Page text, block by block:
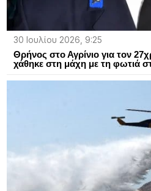
30 Ιουλίου 2026, 9:25
Θρήνος στο Αγρίνιο για τον
χάθηκε στη μάχη με τη φωτιά